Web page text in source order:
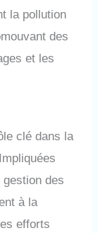
la pollution
des
et les
clé dans la
des
à la
efforts